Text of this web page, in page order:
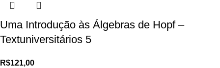
Uma Introdução às Álgebras de Hopf –
Textuniversitários 5
R$121,00